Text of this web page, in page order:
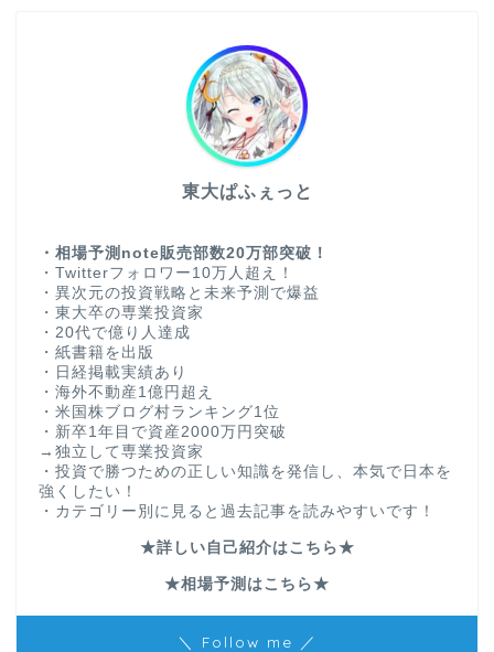
東大ぱふぇっと
・相場予測note販売部数20万部突破！
・Twitterフォロワー10万人超え！
・異次元の投資戦略と未来予測で爆益
・東大卒の専業投資家
・20代で億り人達成
・紙書籍を出版
・日経掲載実績あり
・海外不動産1億円超え
・米国株ブログ村ランキング1位
・新卒1年目で資産2000万円突破
→独立して専業投資家
・投資で勝つための正しい知識を発信し、本気で日本を
強くしたい！
・カテゴリー別に見ると過去記事を読みやすいです！
★詳しい自己紹介はこちら★
★相場予測はこちら★
＼ Follow me ／